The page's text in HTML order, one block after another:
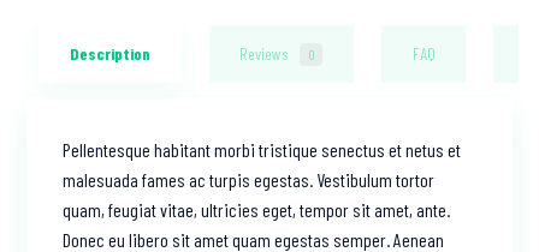
Description Reviews 0 FAQ
Pellentesque habitant morbi tristique senectus et netus et
malesuada fames ac turpis egestas. Vestibulum tortor
quam, feugiat vitae, ultricies eget, tempor sit amet, ante.
Donec eu libero sit amet quam egestas semper. Aenean